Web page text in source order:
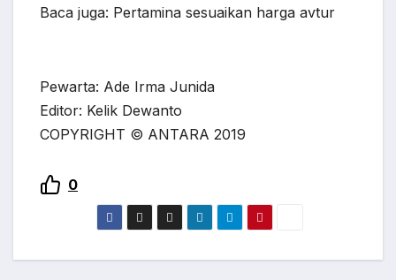
Baca juga: Pertamina sesuaikan harga avtur
Pewarta: Ade Irma Junida
Editor: Kelik Dewanto
COPYRIGHT © ANTARA 2019
0